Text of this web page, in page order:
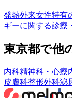
発熱外来女性特有
ギーに関する診療
東京都で他
内科精神科・心療
皮膚科整形外科泌